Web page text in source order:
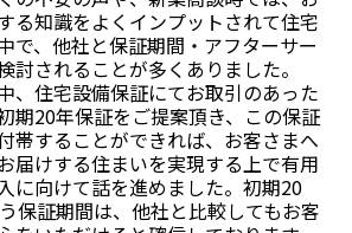
る知識をよくインプットされて住宅
で、他社と保証期間・アフターサー
討されることが多くありました。
、住宅設備保証にてお取引のあった
期20年保証をご提案頂き、この保証
帯することができれば、お客さまへ
届けする住まいを実現する上で有用
に向けて話を進めました。初期20
保証期間は、他社と比較してもお客